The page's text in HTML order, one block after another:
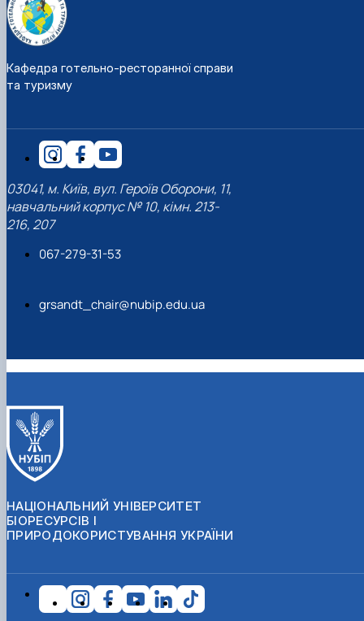
Кафедра готельно-ресторанної справи
та туризму
03041, м. Київ, вул. Героїв Оборони, 11,
навчальний корпус № 10, кімн. 213-
216, 207
067-279-31-53
grsandt_chair@nubip.edu.ua
НАЦІОНАЛЬНИЙ УНІВЕРСИТЕТ
БІОРЕСУРСІВ І
ПРИРОДОКОРИСТУВАННЯ УКРАЇНИ